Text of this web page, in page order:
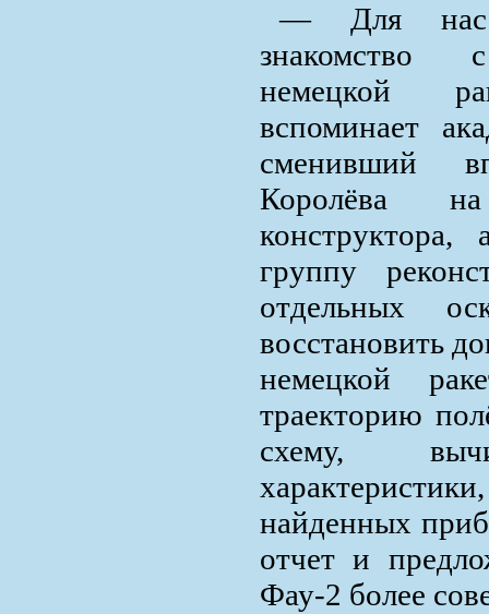
— Для нас
знакомство
немецкой
вспоминает
сменивший
Королёва
группу
отдельных
восстановить
немецкой
траекторию
схему,
найденных
отчет и
Фау-2 более